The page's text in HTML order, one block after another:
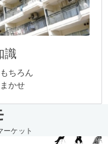
識
ちろん
かせ
ーケット